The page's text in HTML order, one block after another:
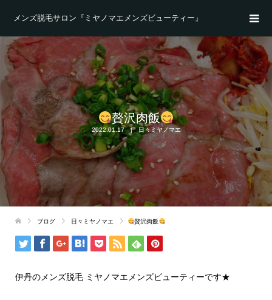
メンズ脱毛サロン『ミヤノマエメンズビューティー』
贅沢肉飯
2022.01.17 日々ミヤノマエ
ブログ 日々ミヤノマエ 贅沢肉飯
伊丹のメンズ脱毛 ミヤノマエメンズビューティーです★